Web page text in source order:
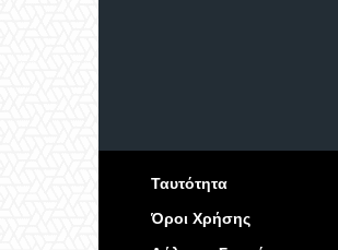
Ταυτότητα
Όροι Χρήσης